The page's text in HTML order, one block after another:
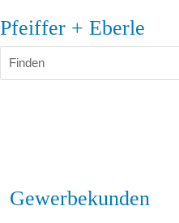
Pfeiffer + Eberle
Finden
Gewerbekunden